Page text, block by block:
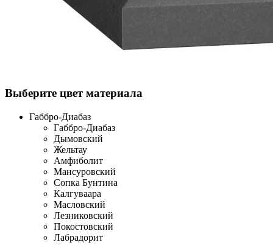
Выберите цвет материала
Габбро-Диабаз
Габбро-Диабаз
Дымовский
Жельтау
Амфиболит
Мансуровский
Сопка Бунтина
Калгуваара
Масловский
Лезниковский
Покостовский
Лабрадорит